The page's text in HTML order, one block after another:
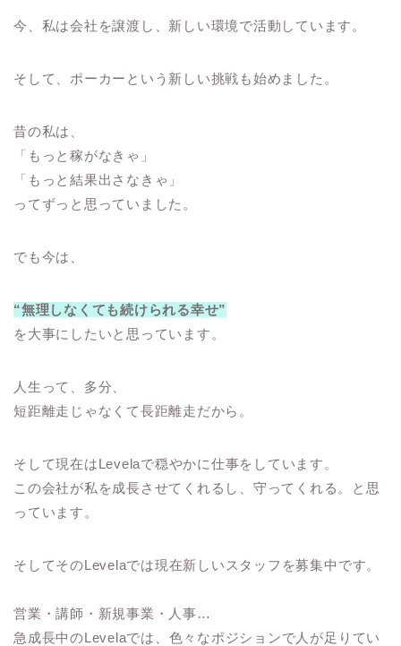
今、私は会社を譲渡し、新しい環境で活動しています。
そして、ポーカーという新しい挑戦も始めました。
昔の私は、
「もっと稼がなきゃ」
「もっと結果出さなきゃ」
ってずっと思っていました。
でも今は、
“無理しなくても続けられる幸せ”
を大事にしたいと思っています。
人生って、多分、
短距離走じゃなくて長距離走だから。
そして現在はLevelaで穏やかに仕事をしています。
この会社が私を成長させてくれるし、守ってくれる。と思
っています。
そしてそのLevelaでは現在新しいスタッフを募集中です。
営業・講師・新規事業・人事…
急成長中のLevelaでは、色々なポジションで人が足りてい